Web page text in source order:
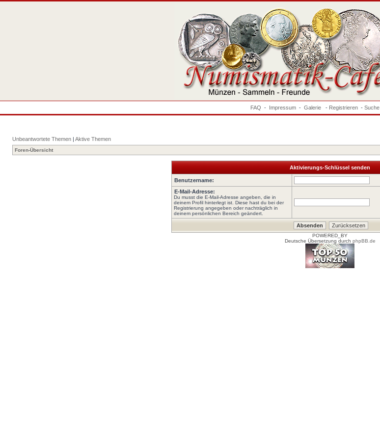
FAQ - Impressum - Galerie - Registrieren - Suche
Unbeantwortete Themen | Aktive Themen
Foren-Übersicht
Aktivierungs-Schlüssel senden
Benutzername:
E-Mail-Adresse:
Du musst die E-Mail-Adresse angeben, die in
deinem Profil hinterlegt ist. Diese hast du bei der
Registrierung angegeben oder nachträglich in
deinem persönlichen Bereich geändert.
POWERED_BY
Deutsche Übersetzung durch phpBB.de